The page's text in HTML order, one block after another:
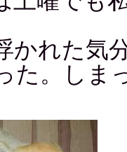
かれた気
た。しま